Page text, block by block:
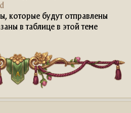
которые будут отправлены
в таблице в этой теме